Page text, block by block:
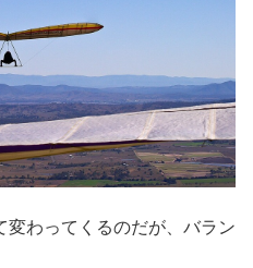
変わってくるのだが、バラン